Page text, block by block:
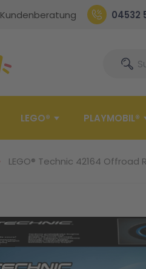
Kundenberatung 04532
Suche
LEGO® PLAYMOBIL®
LEGO® Technic 42164 Offroad